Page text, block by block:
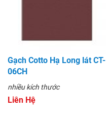
Gạch Cotto Hạ Long lát CT-
06CH
nhiều kích thước
Liên Hệ